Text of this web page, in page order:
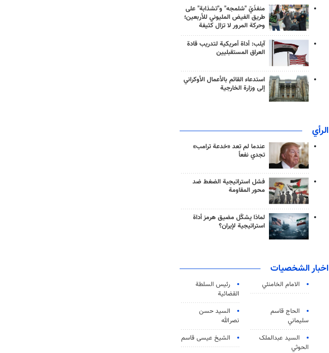
منفذَيّ "شلمجه" و"تشذابة" على
طريق الفيض المليوني للأربعين؛
وحركة المرور لا تزال كثيفة
آيلب: أداة أمريكية لتدريب قادة
العراق المستقبليين
استدعاء القائم بالأعمال الأوكراني
إلى وزارة الخارجية
الرأي
عندما لم تعد «خدعة ترامب»
تجدي نفعاً
فشل استراتيجية الضغط ضد
محور المقاومة
لماذا يشكّل مضيق هرمز أداة
استراتيجية لإيران؟
اخبار الشخصيات
الامام الخامنئي
رئیس السلطة
القضائیة
الحاج قاسم
سليماني
السيد حسن
نصرالله
السید عبدالملک
الحوثي
الشيخ عيسى قاسم